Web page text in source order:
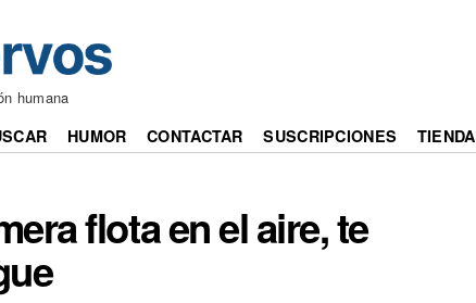
humana
HUMOR CONTACTAR SUSCRIPCIONES TIENDA
flota en el aire, te